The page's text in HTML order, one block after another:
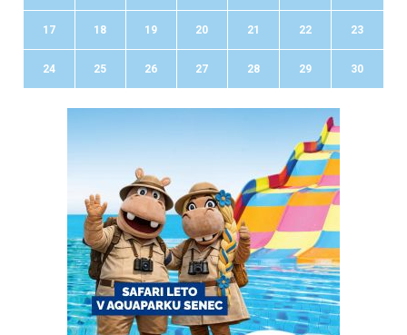
17 18 19 20 21 22 23
24 25 26 27 28 29 30